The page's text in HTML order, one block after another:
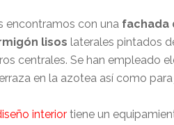
encontramos con una fachada
lisos laterales pintados
centrales. Se han empleado
en la azotea así como
interior tiene un